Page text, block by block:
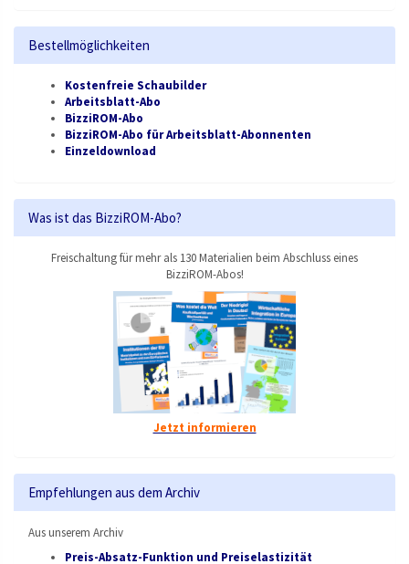
Bestellmöglichkeiten
Kostenfreie Schaubilder
Arbeitsblatt-Abo
BizziROM-Abo
BizziROM-Abo für Arbeitsblatt-Abonnenten
Einzeldownload
Was ist das BizziROM-Abo?
Freischaltung für mehr als 130 Materialien beim Abschluss eines
BizziROM-Abos!
Jetzt informieren
Empfehlungen aus dem Archiv
Aus unserem Archiv
Preis-Absatz-Funktion und Preiselastizität